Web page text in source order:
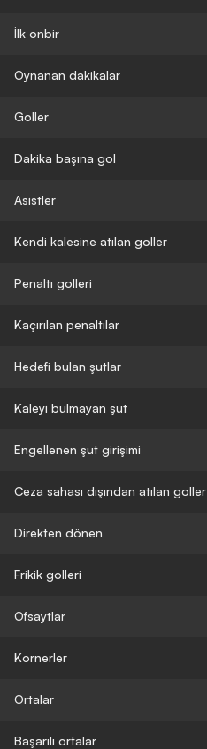
İlk onbir
Oynanan dakikalar
Goller
Dakika başına gol
Asistler
Kendi kalesine atılan goller
Penaltı golleri
Kaçırılan penaltılar
Hedefi bulan şutlar
Kaleyi bulmayan şut
Engellenen şut girişimi
Ceza sahası dışından atılan goller
Direkten dönen
Frikik golleri
Ofsaytlar
Kornerler
Ortalar
Başarılı ortalar